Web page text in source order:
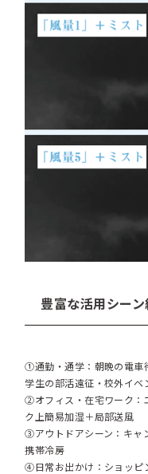
豊富な活用シー
①通勤・通学：朝晩の電車
学生の部活遠征・校外イベ
②オフィス・在宅ワーク：
ク上簡易加湿＋局部送風
③アウトドアシーン：キャ
携帯冷房
④日常お出かけ：ショッピ